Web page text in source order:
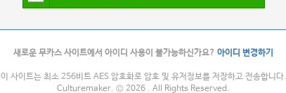
새로운 무카스 사이트에서 아이디 사용이 불가능하신가요? 아이디 변경하기
이 사이트는 최소 256비트 AES 암호화로 암호 및 유저정보를 저장하고 전송합니다.
Culturemaker. © 2026 . All Rights Reserved.